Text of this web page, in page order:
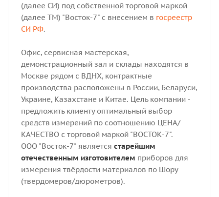
(далее СИ) под собственной торговой маркой
(далее ТМ) "Восток-7" с внесением в госреестр
СИ РФ.
Офис, сервисная мастерская,
демонстрационный зал и склады находятся в
Москве рядом с ВДНХ, контрактные
производства расположены в России, Беларуси,
Украине, Казахстане и Китае. Цель компании -
предложить клиенту оптимальный выбор
средств измерений по соотношению ЦЕНА/
КАЧЕСТВО с торговой маркой "ВОСТОК-7".
ООО "Восток-7" является старейшим
отечественным изготовителем приборов для
измерения твёрдости материалов по Шору
(твердомеров/дюрометров).